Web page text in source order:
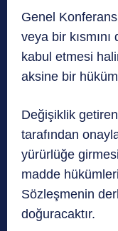
Genel
veya bir
kabul etmesi
aksine bir
Değişiklik
tarafından
yürürlüğe
madde
Sözleşmenin
doğuracaktır.